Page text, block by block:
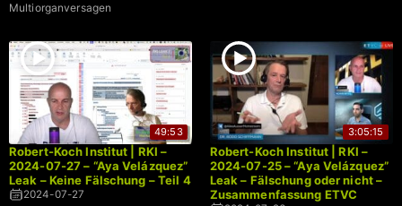
Multiorganversagen
Lebensmitteln
49:53
Robert-Koch Institut | RKI –
2024-07-27 – “Aya Velázquez”
Leak – Keine Fälschung – Teil 4
2024-07-27
3:05:15
Robert-Koch Institut | RKI –
2024-07-25 – “Aya Velázquez”
Leak – Fälschung oder nicht –
Zusammenfassung ETVC